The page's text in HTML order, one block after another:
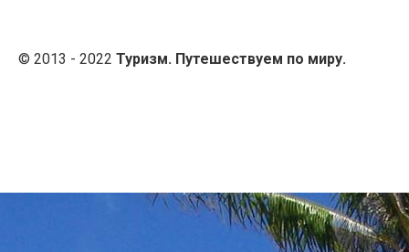
© 2013 - 2022 Туризм. Путешествуем по миру.